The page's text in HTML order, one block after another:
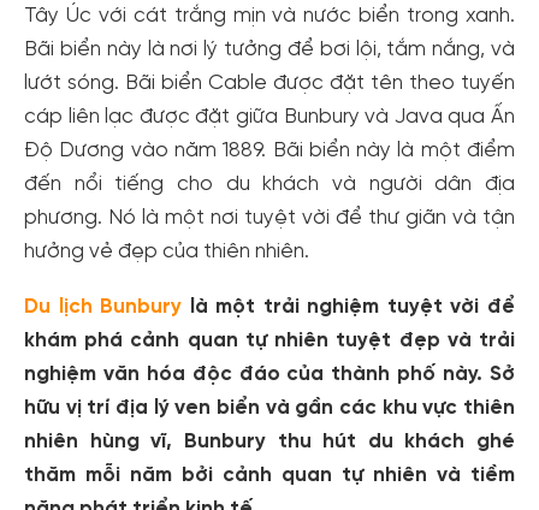
Tây Úc với cát trắng mịn và nước biển trong xanh.
Bãi biển này là nơi lý tưởng để bơi lội, tắm nắng, và
lướt sóng. Bãi biển Cable được đặt tên theo tuyến
cáp liên lạc được đặt giữa Bunbury và Java qua Ấn
Độ Dương vào năm 1889. Bãi biển này là một điểm
đến nổi tiếng cho du khách và người dân địa
phương. Nó là một nơi tuyệt vời để thư giãn và tận
hưởng vẻ đẹp của thiên nhiên.
Du lịch Bunbury là một trải nghiệm tuyệt vời để
khám phá cảnh quan tự nhiên tuyệt đẹp và trải
nghiệm văn hóa độc đáo của thành phố này. Sở
hữu vị trí địa lý ven biển và gần các khu vực thiên
nhiên hùng vĩ, Bunbury thu hút du khách ghé
thăm mỗi năm bởi cảnh quan tự nhiên và tiềm